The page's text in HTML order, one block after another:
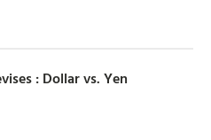
: Dollar vs. Yen